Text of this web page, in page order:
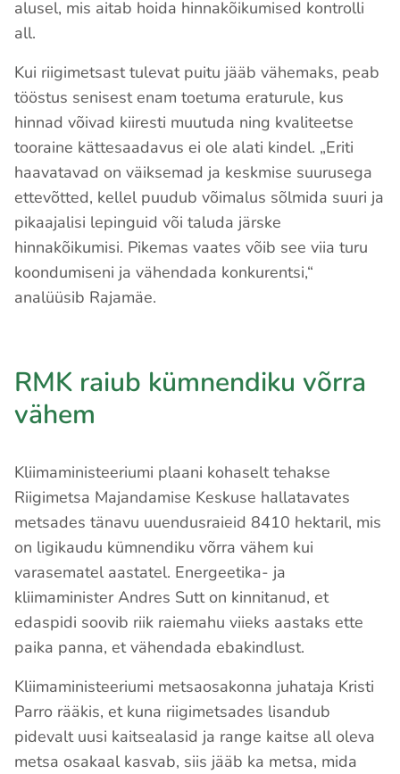
alusel, mis aitab hoida hinnakõikumised kontrolli
all.
Kui riigimetsast tulevat puitu jääb vähemaks, peab
tööstus senisest enam toetuma eraturule, kus
hinnad võivad kiiresti muutuda ning kvaliteetse
tooraine kättesaadavus ei ole alati kindel. „Eriti
haavatavad on väiksemad ja keskmise suurusega
ettevõtted, kellel puudub võimalus sõlmida suuri ja
pikaajalisi lepinguid või taluda järske
hinnakõikumisi. Pikemas vaates võib see viia turu
koondumiseni ja vähendada konkurentsi,“
analüüsib Rajamäe.
RMK raiub kümnendiku võrra
vähem
Kliimaministeeriumi plaani kohaselt tehakse
Riigimetsa Majandamise Keskuse hallatavates
metsades tänavu uuendusraieid 8410 hektaril, mis
on ligikaudu kümnendiku võrra vähem kui
varasematel aastatel. Energeetika- ja
kliimaminister Andres Sutt on kinnitanud, et
edaspidi soovib riik raiemahu viieks aastaks ette
paika panna, et vähendada ebakindlust.
Kliimaministeeriumi metsaosakonna juhataja Kristi
Parro rääkis, et kuna riigimetsades lisandub
pidevalt uusi kaitsealasid ja range kaitse all oleva
metsa osakaal kasvab, siis jääb ka metsa, mida